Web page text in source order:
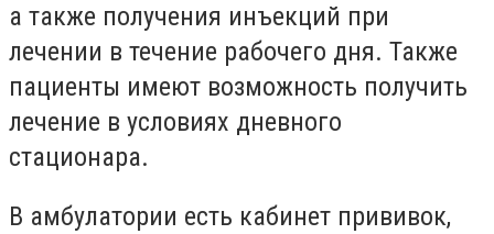
а также получения инъекций при
лечении в течение рабочего дня. Также
пациенты имеют возможность получить
лечение в условиях дневного
стационара.
В амбулатории есть кабинет прививок,